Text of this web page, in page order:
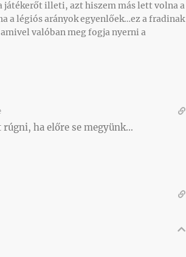
játékerőt illeti, azt hiszem más lett volna a
a légiós arányok egyenlőek…ez a fradinak
valóban meg fogja nyerni a
rúgni, ha előre se megyünk…